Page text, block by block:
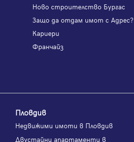
Ново строителство Бургас
Защо да отдам имот с Адрес?
Кариери
Франчайз
Пловдив
Недвижими имоти в Пловдив
Двустайни апартаменти в